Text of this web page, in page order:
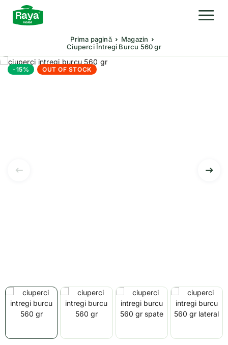
Prima pagină
Magazin
Ciuperci Întregi Burcu 560 gr
-15% OUT OF STOCK